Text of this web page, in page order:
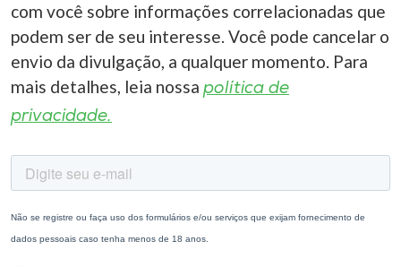
com você sobre informações correlacionadas que
podem ser de seu interesse. Você pode cancelar o
envio da divulgação, a qualquer momento. Para
mais detalhes, leia nossa política de
privacidade.